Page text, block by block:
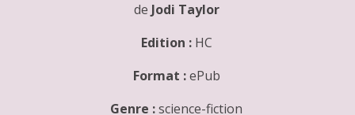
de Jodi Taylor
Edition : HC
Format :ePub
Genre :science-fiction